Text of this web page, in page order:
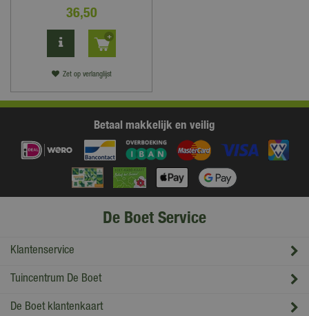
36,50
Zet op verlanglijst
Betaal makkelijk en veilig
De Boet Service
Klantenservice
Tuincentrum De Boet
De Boet klantenkaart